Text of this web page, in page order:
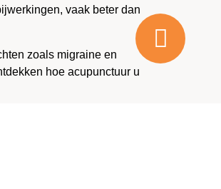
vaak beter dan
zoals migraine en
hoe acupunctuur u